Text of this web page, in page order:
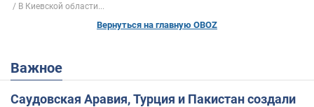
В Киевской области...
Вернуться на главную OBOZ
Важное
Саудовская Аравия, Турция и Пакистан создали